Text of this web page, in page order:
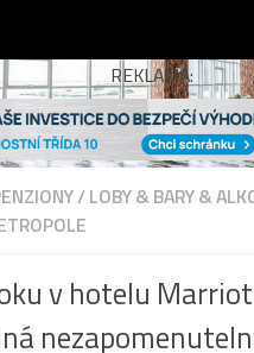
REKLAMA:
/LOBY & BARY &
v hotelu